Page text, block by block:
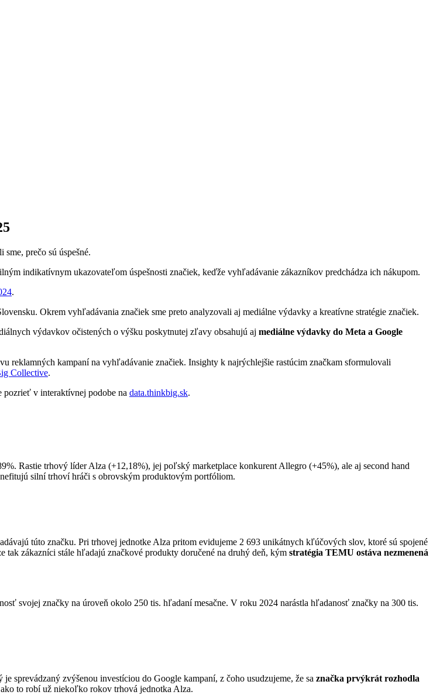
prečo sú úspešné.
indikatívnym ukazovateľom úspešnosti značiek, keďže vyhľadávanie zákazníkov predchádza ich nákupom.
.
Okrem vyhľadávania značiek sme preto analyzovali aj mediálne výdavky a kreatívne stratégie značiek.
výdavkov očistených o výšku poskytnutej zľavy obsahujú aj mediálne výdavky do Meta a Google
reklamných kampaní na vyhľadávanie značiek. Insighty k najrýchlejšie rastúcim značkam sformulovali
Collective.
pozrieť v interaktívnej podobe na data.thinkbig.sk.
Rastie trhový líder Alza (+12,18%), jej poľský marketplace konkurent Allegro (+45%), ale aj second hand
silní trhoví hráči s obrovským produktovým portfóliom.
túto značku. Pri trhovej jednotke Alza pritom evidujeme 2 693 unikátnych kľúčových slov, ktoré sú spojené
zákazníci stále hľadajú značkové produkty doručené na druhý deň, kým stratégia TEMU ostáva nezmenená
svojej značky na úroveň okolo 250 tis. hľadaní mesačne. V roku 2024 narástla hľadanosť značky na 300 tis.
zvýšenou investíciou do Google kampaní, z čoho usudzujeme, že sa značka prvýkrát rozhodla
to robí už niekoľko rokov trhová jednotka Alza.